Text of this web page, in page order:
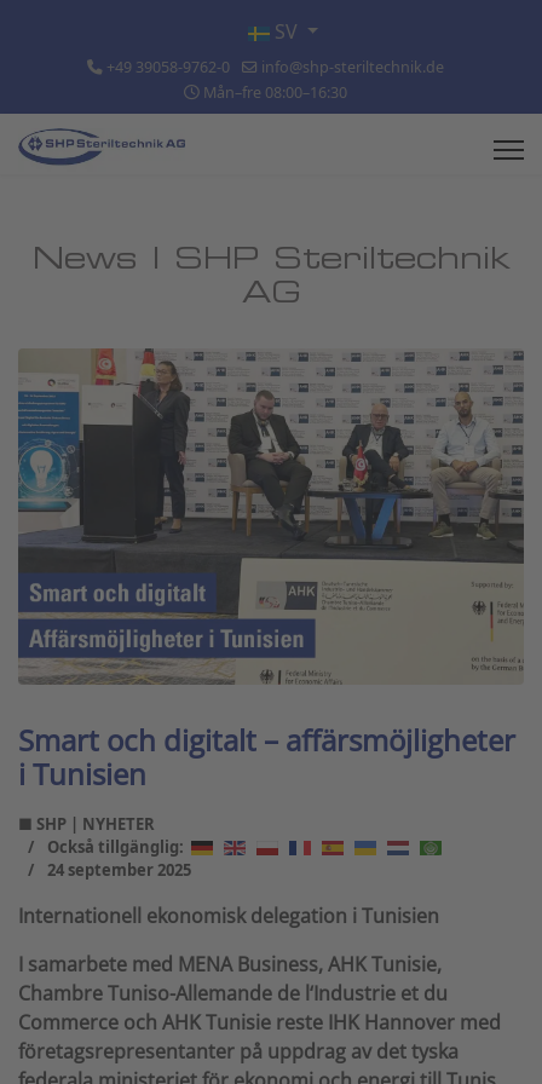
Välj ditt språk
SV
+49 39058-9762-0
info@shp-steriltechnik.de
Mån–fre 08:00–16:30
News | SHP Steriltechnik
AG
Smart och digitalt – affärsmöjligheter
i Tunisien
■ SHP | NYHETER
Också tillgänglig:
24 september 2025
Internationell ekonomisk delegation i Tunisien
I samarbete med MENA Business, AHK Tunisie,
Chambre Tuniso-Allemande de l‘Industrie et du
Commerce och AHK Tunisie reste IHK Hannover med
företagsrepresentanter på uppdrag av det tyska